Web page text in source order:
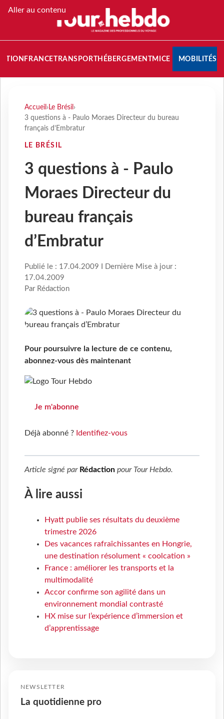
Aller au contenu
FRANCETRANSPORT HÉBERGEMENTMICE MOBILITÉS
Accueil › Le Brésil ›
3 questions à - Paulo Moraes Directeur du bureau
français d’Embratur
LE BRÉSIL
3 questions à - Paulo
Moraes Directeur du
bureau français
d’Embratur
Publié le : 17.04.2009 I Dernière Mise à jour :
17.04.2009
Par Rédaction
Pour poursuivre la lecture de ce contenu,
abonnez-vous dès maintenant
Je m'abonne
Déjà abonné ? Identifiez-vous
Article signé par Rédaction pour Tour Hebdo.
À lire aussi
Hyatt publie ses résultats du deuxième
trimestre 2026
Des vacances rafraîchissantes en Hongrie,
une destination résolument « coolcation »
France : améliorer les transports et la
multimodalité
Accor confirme son agilité dans un
environnement mondial contrasté
HX mise sur l’expérience d’immersion et
d’apprentissage
NEWSLETTER
La quotidienne pro